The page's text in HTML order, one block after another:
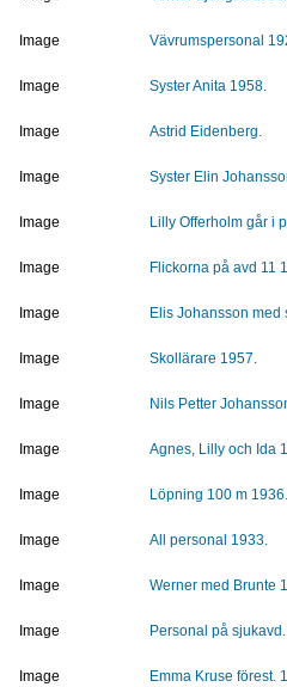
Image Vävrumspersonal
Image Syster Anita 1958.
Image Astrid Eidenberg.
Image Syster Elin
Image Lilly Offerholm går i
Image Flickorna på avd 11
Image Elis Johansson
Image Skollärare 1957.
Image Nils Petter
Image Agnes, Lilly och Ida
Image Löpning 100 m 1936.
Image All personal 1933.
Image Werner med Brunte
Image Personal på
Image Emma Kruse förest.